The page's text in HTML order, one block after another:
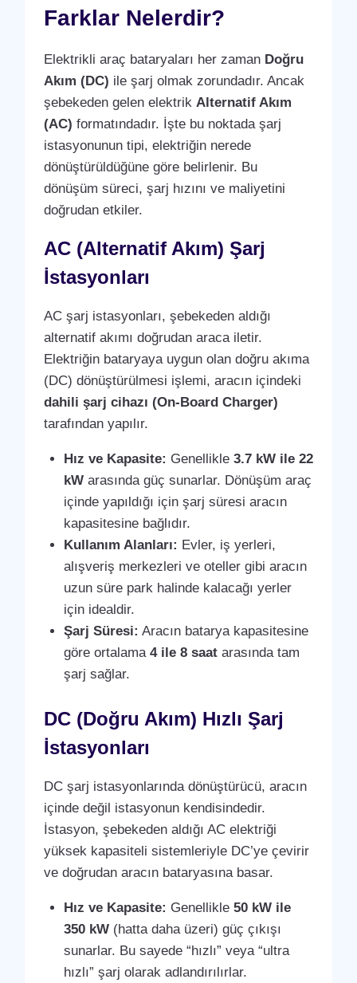
Farklar Nelerdir?
Elektrikli araç bataryaları her zaman Doğru
Akım (DC) ile şarj olmak zorundadır. Ancak
şebekeden gelen elektrik Alternatif Akım
(AC) formatındadır. İşte bu noktada şarj
istasyonunun tipi, elektriğin nerede
dönüştürüldüğüne göre belirlenir. Bu
dönüşüm süreci, şarj hızını ve maliyetini
doğrudan etkiler.
AC (Alternatif Akım) Şarj
İstasyonları
AC şarj istasyonları, şebekeden aldığı
alternatif akımı doğrudan araca iletir.
Elektriğin bataryaya uygun olan doğru akıma
(DC) dönüştürülmesi işlemi, aracın içindeki
dahili şarj cihazı (On-Board Charger)
tarafından yapılır.
Hız ve Kapasite: Genellikle3.7 kW ile 22
kW arasında güç sunarlar. Dönüşüm araç
içinde yapıldığı için şarj süresi aracın
kapasitesine bağlıdır.
Kullanım Alanları: Evler, iş yerleri,
alışveriş merkezleri ve oteller gibi aracın
uzun süre park halinde kalacağı yerler
için idealdir.
Şarj Süresi: Aracın batarya kapasitesine
göre ortalama4 ile 8 saat arasında tam
şarj sağlar.
DC (Doğru Akım) Hızlı Şarj
İstasyonları
DC şarj istasyonlarında dönüştürücü, aracın
içinde değil istasyonun kendisindedir.
İstasyon, şebekeden aldığı AC elektriği
yüksek kapasiteli sistemleriyle DC’ye çevirir
ve doğrudan aracın bataryasına basar.
Hız ve Kapasite: Genellikle50 kW ile
350 kW (hatta daha üzeri) güç çıkışı
sunarlar. Bu sayede “hızlı” veya “ultra
hızlı” şarj olarak adlandırılırlar.